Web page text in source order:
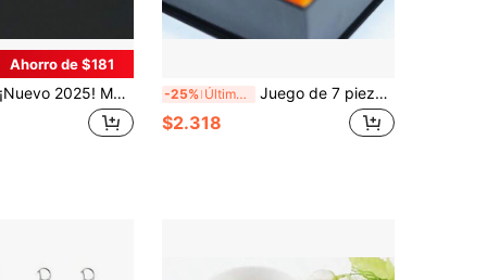
Ahorro de $181
¡Nuevo 2025! Modelo de aleación del Martillo de Thor y el Hacha Leviatán de God Of War 5. Llavero súper genial, decoración de escritorio genial. ¡Esencial para fans! Modelo de arma de God Of War #Martillo de Thor Hacha Leviatán Juguete Cosido, Regalo de Cumpleaños -25% Últimas 6 hrs Juego de 7 piezas de figuras de acción con bola de cristal 1:1 - Bola de deseo del dragón invocador, modelo coleccionable | Regalo perfecto para el Día de San Patricio, Pascua, Día de la Madre, Día del Padre - Cumpleaños, Aniversario, Graduación y regalos festivos, adecuado para fans, exhibición de coleccionistas, recuerdos de fiesta temática de anime, accesorios de cosplay, regalo coleccionable (Tamaño predeterminado: 4.2cm)
$2.318